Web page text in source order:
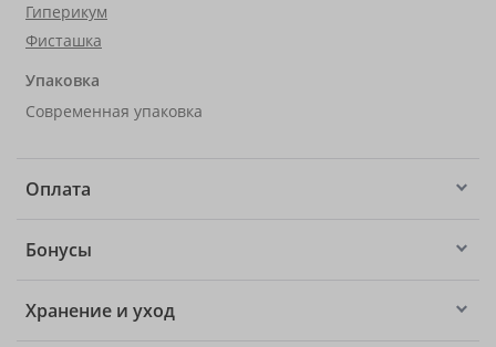
Гиперикум
Фисташка
Упаковка
Современная упаковка
Оплата
Бонусы
Хранение и уход